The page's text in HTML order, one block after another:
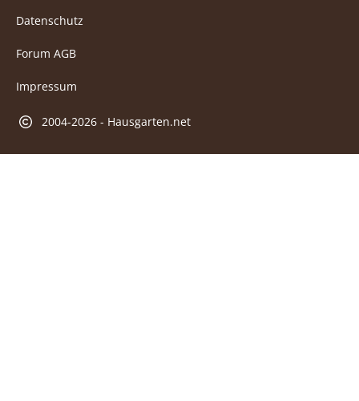
Datenschutz
Forum AGB
Impressum
2004-2026 - Hausgarten.net